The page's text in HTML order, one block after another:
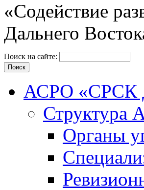
«Содействие
Дальнего
Поиск на сайте:
АСРО «СРСК
Органы